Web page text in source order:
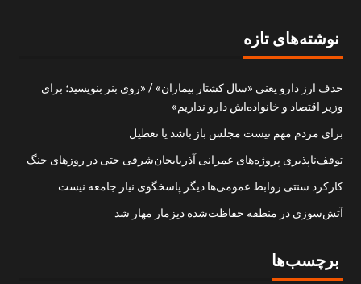
نوشته‌های تازه
حذف ارز دارو یعنی «سال کشتار بیماران» / «روی بنر بنویسید؛ برای
وزیر اقتصاد و خانواده‌اش دارو نداریم»
برای مردم مهم نیست مجلس باز باشد یا تعطیل
توقف‌ناپذیری پروژه‌های عمرانی آذربایجان‌شرقی حتی در روزهای جنگ
کارکرد سنتی روابط عمومی‌ها دیگر پاسخگوی نیاز جامعه نیست
آتش‌سوزی در منطقه حفاظت‌شده دیزمار مهار شد
برچسب‌ها